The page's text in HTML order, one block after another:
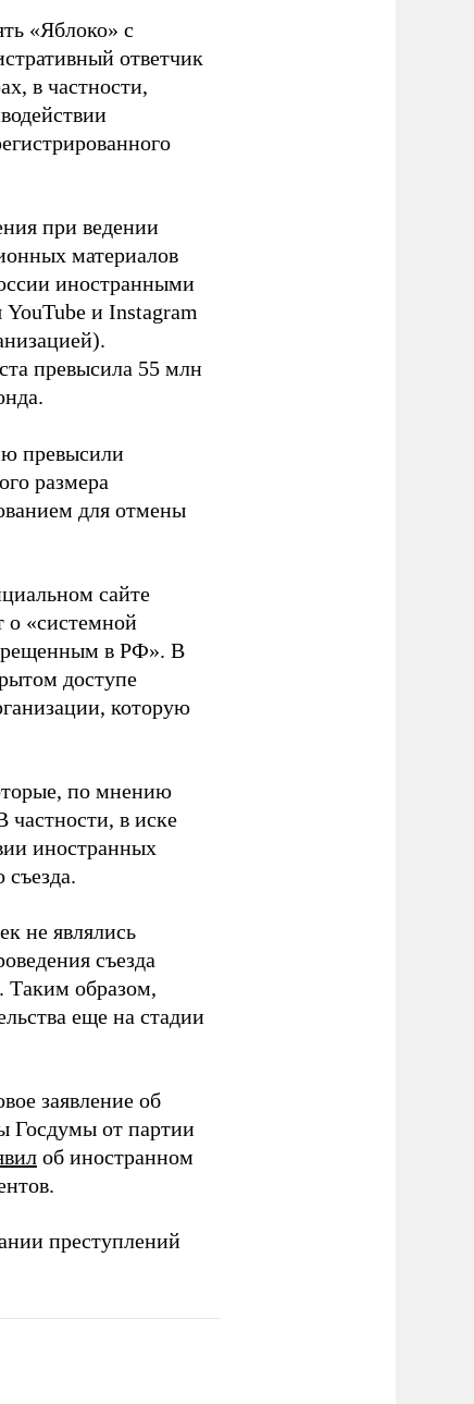
«Яблоко» с
ответчик
в частности,
при ведении
материалов
иностранными
и Instagram
превысила 55 млн
превысили
размера
для отмены
сайте
о «системной
в РФ». В
доступе
которую
по мнению
в иске
иностранных
не являлись
съезда
Таким образом,
еще на стадии
заявление об
Госдумы от партии
об иностранном
преступлений